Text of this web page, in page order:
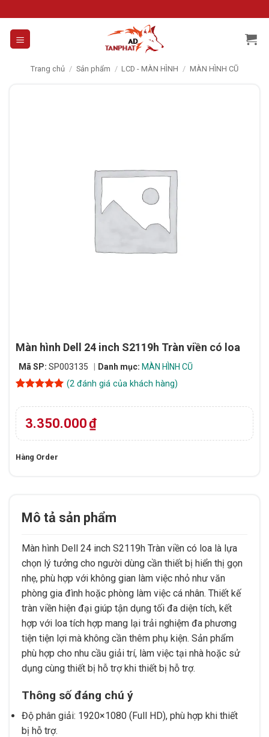
to
content
Trang chủ / Sản phẩm / LCD - MÀN HÌNH / MÀN HÌNH CŨ
Màn hình Dell 24 inch S2119h Tràn viền có loa
Mã SP: SP003135 Danh mục: MÀN HÌNH CŨ
dựa trên
đánh giá
(2đánh giá của khách hàng)
3.350.000₫
Hàng Order
Mô tả sản phẩm
Màn hình Dell 24 inch S2119h Tràn viền có loa là lựa
chọn lý tưởng cho người dùng cần thiết bị hiển thị gọn
nhẹ, phù hợp với không gian làm việc nhỏ như văn
phòng gia đình hoặc phòng làm việc cá nhân. Thiết kế
tràn viền hiện đại giúp tận dụng tối đa diện tích, kết
hợp với loa tích hợp mang lại trải nghiệm đa phương
tiện tiện lợi mà không cần thêm phụ kiện. Sản phẩm
phù hợp cho nhu cầu giải trí, làm việc tại nhà hoặc sử
dụng cùng thiết bị hỗ trợ khi thiết bị hỗ trợ.
Thông số đáng chú ý
Độ phân giải: 1920×1080 (Full HD), phù hợp khi thiết
bị hỗ trợ.